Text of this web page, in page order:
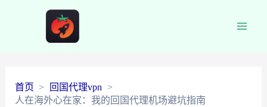
首页
回国代理vpn
人在海外心在家：我的回国代理机场避坑指南